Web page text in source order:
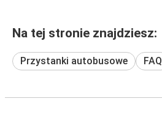
Na tej stronie znajdziesz:
Przystanki autobusowe FAQ